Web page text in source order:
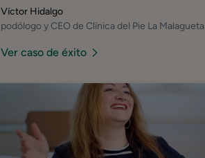
Víctor Hidalgo
podólogo y CEO de Clínica del Pie La Malagueta
Ver caso de éxito